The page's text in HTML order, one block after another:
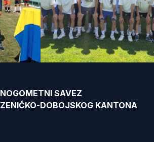
NOGOMETNI SAVEZ
ZENIČKO-DOBOJSKOG KANTONA